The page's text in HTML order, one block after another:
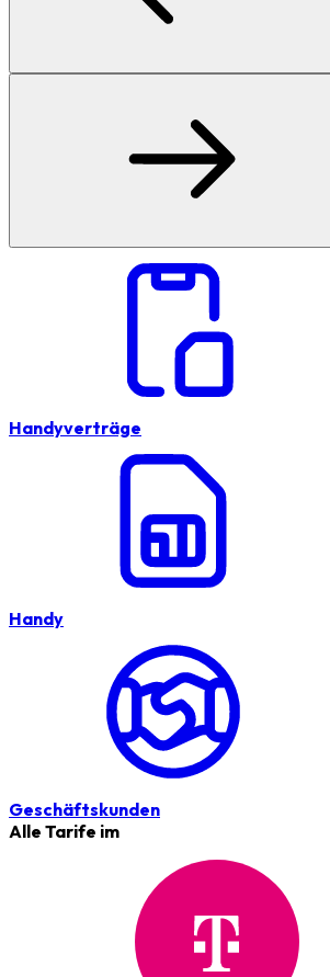
Handyverträge
Handy
Geschäftskunden
Alle Tarife im